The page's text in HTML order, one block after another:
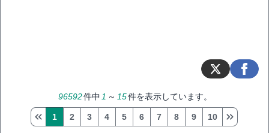
96592件中 1 ～ 15件を表示しています。
1 2 3 4 5 6 7 8 9 10